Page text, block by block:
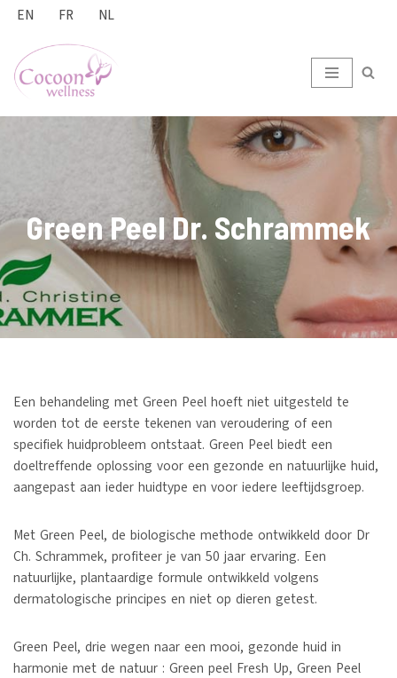
naar
de
inhoud
EN FR NL
Green Peel Dr. Schrammek
Een behandeling met Green Peel hoeft niet uitgesteld te
worden tot de eerste tekenen van veroudering of een
specifiek huidprobleem ontstaat. Green Peel biedt een
doeltreffende oplossing voor een gezonde en natuurlijke huid,
aangepast aan ieder huidtype en voor iedere leeftijdsgroep.
Met Green Peel, de biologische methode ontwikkeld door Dr
Ch. Schrammek, profiteer je van 50 jaar ervaring. Een
natuurlijke, plantaardige formule ontwikkeld volgens
dermatologische principes en niet op dieren getest.
Green Peel, drie wegen naar een mooi, gezonde huid in
harmonie met de natuur : Green peel Fresh Up, Green Peel